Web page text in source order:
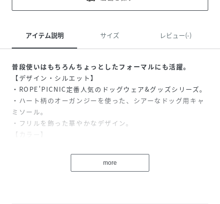
アイテム説明 サイズ レビュー(-)
普段使いはもちろんちょっとしたフォーマルにも活躍。
【デザイン・シルエット】
・ROPE'PICNIC定番人気のドッグウェア&グッズシリーズ。
・ハート柄のオーガンジーを使った、シアーなドッグ用キャ
ミソール。
・フリルを飾った華やかなデザイン。
【カラー】
※撮影時の光、お使いのモニター環境によって色の見え方が
more